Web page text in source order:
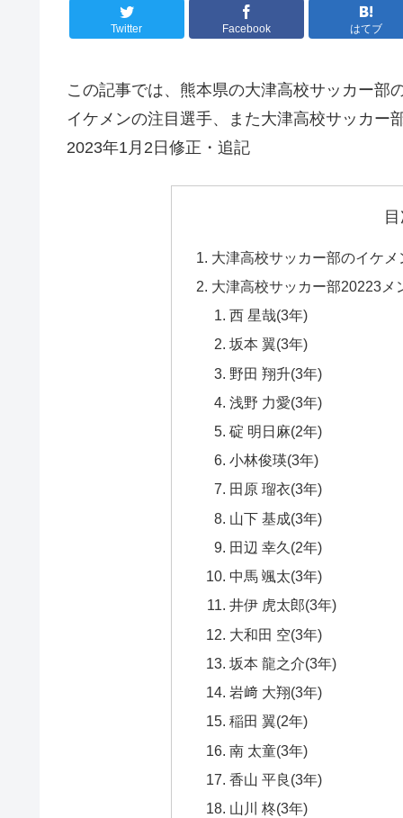
Twitter Facebook はてブ
この記事では、熊本県の大津高校サッカー部
イケメンの注目選手、また大津高校サッカー
2023年1月2日修正・追記
大津高校サッカー部のイケ
大津高校サッカー部20223
西 星哉(3年)
坂本 翼(3年)
野田 翔升(3年)
浅野 力愛(3年)
碇 明日麻(2年)
小林俊瑛(3年)
田原 瑠衣(3年)
山下 基成(3年)
田辺 幸久(2年)
中馬 颯太(3年)
井伊 虎太郎(3年)
大和田 空(3年)
坂本 龍之介(3年)
岩﨑 大翔(3年)
稲田 翼(2年)
南 太童(3年)
香山 平良(3年)
山川 柊(3年)